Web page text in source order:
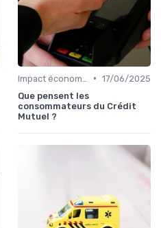
• 17/06/2025
Que pensent les
consommateurs du Crédit
Mutuel ?